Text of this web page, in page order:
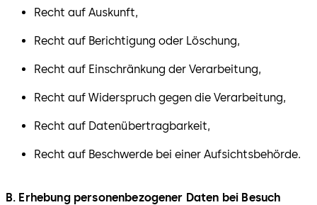
Recht auf Auskunft,
Recht auf Berichtigung oder Löschung,
Recht auf Einschränkung der Verarbeitung,
Recht auf Widerspruch gegen die Verarbeitung,
Recht auf Datenübertragbarkeit,
Recht auf Beschwerde bei einer Aufsichtsbehörde.
B. Erhebung personenbezogener Daten bei Besuch